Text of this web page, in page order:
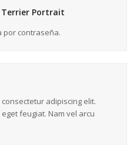
Terrier Portrait
por contraseña.
adipiscing elit.
feugiat. Nam vel arcu